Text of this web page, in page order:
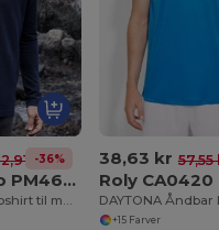
kr
-36%
Promodoro PM4600
Langærmet poloshirt til mænd 220
38,63 kr 57,55
Roly CA0420
+15 Farver